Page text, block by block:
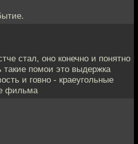
стал, оно конечно и понятно
такие помои это выдержка
и говно - краеугольные
фильма